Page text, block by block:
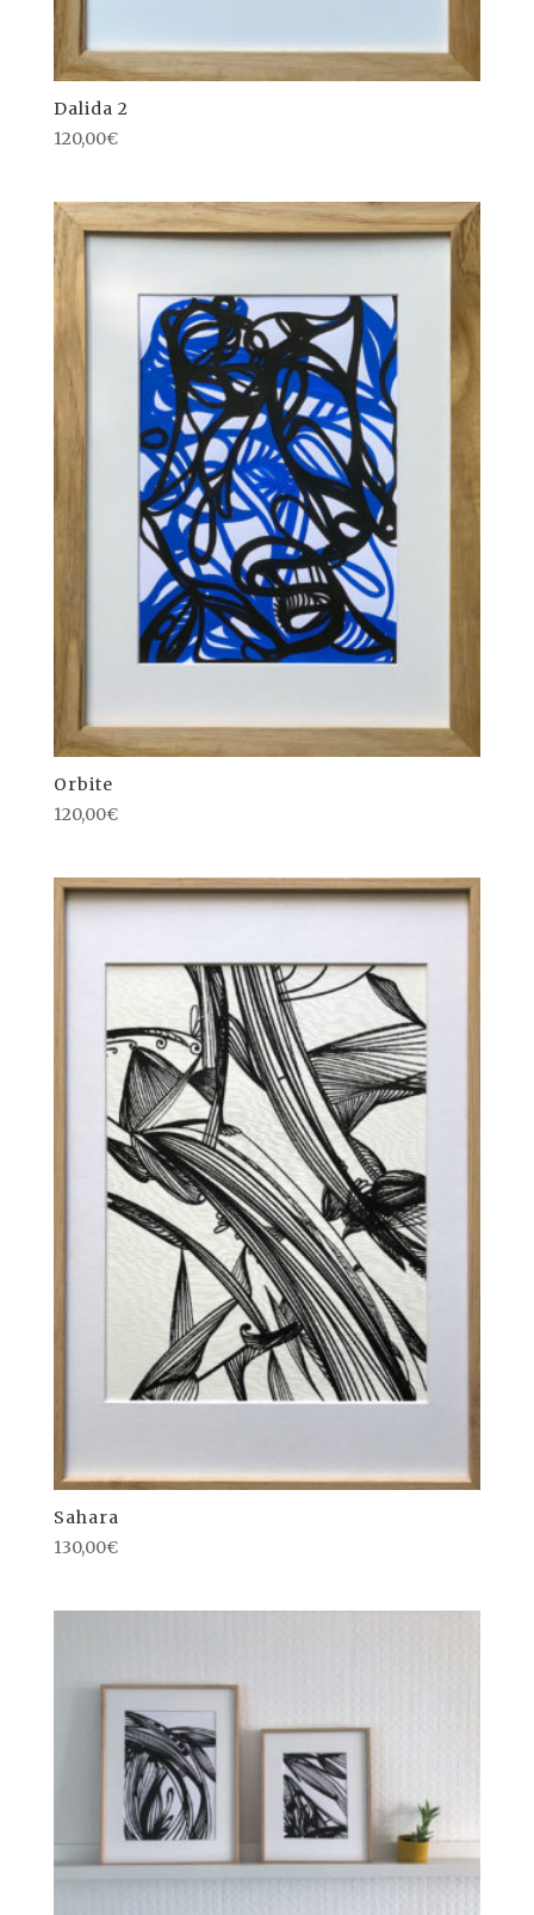
Dalida 2
120,00€
Orbite
120,00€
Sahara
130,00€